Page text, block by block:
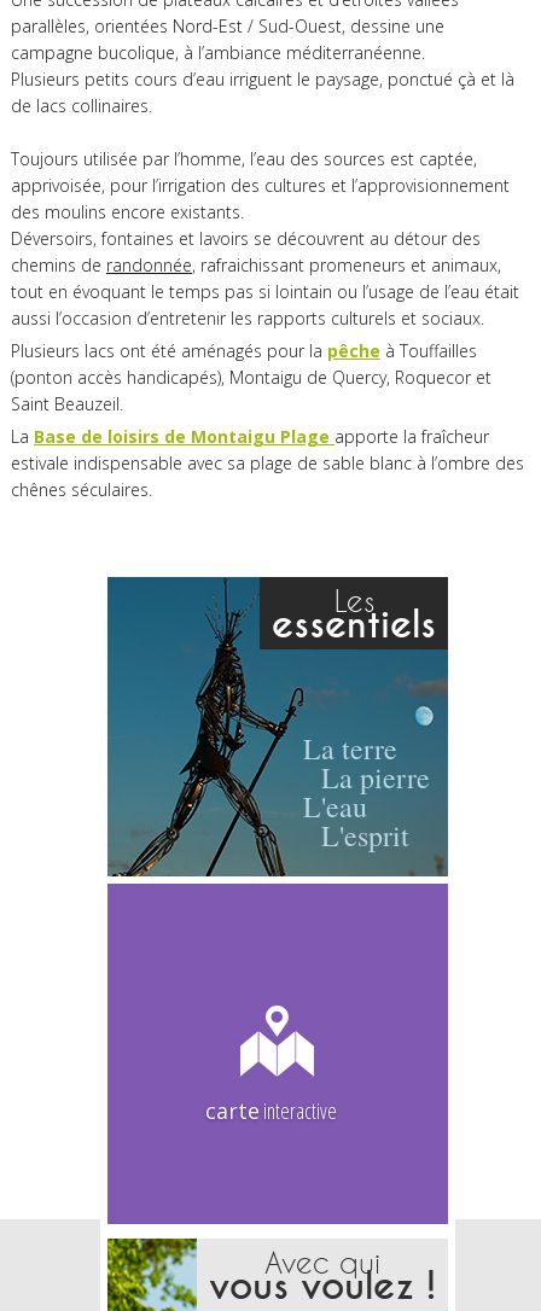
parallèles, orientées Nord-Est / Sud-Ouest, dessine une
campagne bucolique, à l’ambiance méditerranéenne.
Plusieurs petits cours d’eau irriguent le paysage, ponctué çà et là
de lacs collinaires.
Toujours utilisée par l’homme, l’eau des sources est captée,
apprivoisée, pour l’irrigation des cultures et l’approvisionnement
des moulins encore existants.
Déversoirs, fontaines et lavoirs se découvrent au détour des
chemins de randonnée, rafraichissant promeneurs et animaux,
tout en évoquant le temps pas si lointain ou l’usage de l’eau était
aussi l’occasion d’entretenir les rapports culturels et sociaux.
Plusieurs lacs ont été aménagés pour la pêche à Touffailles
(ponton accès handicapés), Montaigu de Quercy, Roquecor et
Saint Beauzeil.
La Base de loisirs de Montaigu Plage apporte la fraîcheur
estivale indispensable avec sa plage de sable blanc à l’ombre des
chênes séculaires.
Les
essentiels
La terre
La pierre
L'eau
L'esprit
carte interactive
Avec qui
vous voulez !